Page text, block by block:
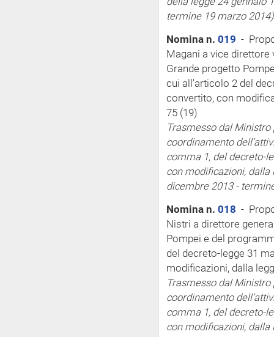
termine 19 marzo 2014)
Nomina n. 019 -
Magani a vice
Grande progetto
cui all'articolo 2 del
convertito, con
75 (19)
Trasmesso dal
coordinamento
comma 1, del decreto-
con modificazioni, dalla
dicembre 2013 -
Nomina n. 018 -
Nistri a direttore
Pompei e del
del decreto-legge 31
modificazioni, dalla
Trasmesso dal
coordinamento
comma 1, del decreto-
con modificazioni, dalla